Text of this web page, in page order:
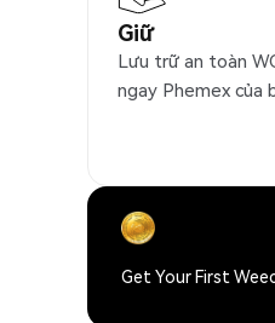
Giữ
Lưu trữ an toàn
ngay Phemex của
Get Your First